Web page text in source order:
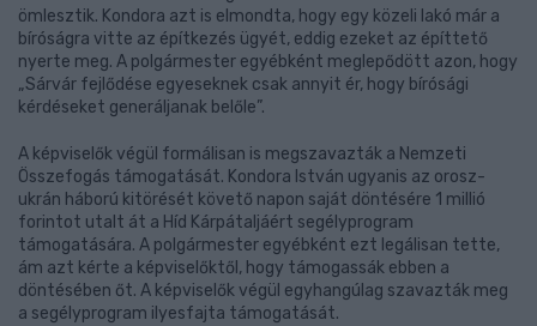
ömlesztik. Kondora azt is elmondta, hogy egy közeli lakó már a
bíróságra vitte az építkezés ügyét, eddig ezeket az építtető
nyerte meg. A polgármester egyébként meglepődött azon, hogy
„Sárvár fejlődése egyeseknek csak annyit ér, hogy bírósági
kérdéseket generáljanak belőle”.
A képviselők végül formálisan is megszavazták a Nemzeti
Összefogás támogatását. Kondora István ugyanis az orosz-
ukrán háború kitörését követő napon saját döntésére 1 millió
forintot utalt át a Híd Kárpátaljáért segélyprogram
támogatására. A polgármester egyébként ezt legálisan tette,
ám azt kérte a képviselőktől, hogy támogassák ebben a
döntésében őt. A képviselők végül egyhangúlag szavazták meg
a segélyprogram ilyesfajta támogatását.